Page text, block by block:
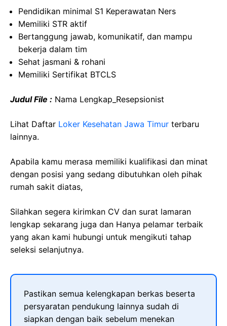
Pendidikan minimal S1 Keperawatan Ners
Memiliki STR aktif
Bertanggung jawab, komunikatif, dan mampu
bekerja dalam tim
Sehat jasmani & rohani
Memiliki Sertifikat BTCLS
Judul File : Nama Lengkap_Resepsionist
Lihat Daftar Loker Kesehatan Jawa Timur terbaru
lainnya.
Apabila kamu merasa memiliki kualifikasi dan minat
dengan posisi yang sedang dibutuhkan oleh pihak
rumah sakit diatas,
Silahkan segera kirimkan CV dan surat lamaran
lengkap sekarang juga dan Hanya pelamar terbaik
yang akan kami hubungi untuk mengikuti tahap
seleksi selanjutnya.
Pastikan semua kelengkapan berkas beserta
persyaratan pendukung lainnya sudah di
siapkan dengan baik sebelum menekan